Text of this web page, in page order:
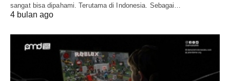
sangat bisa dipahami. Terutama di Indonesia. Sebagai…
4 bulan ago